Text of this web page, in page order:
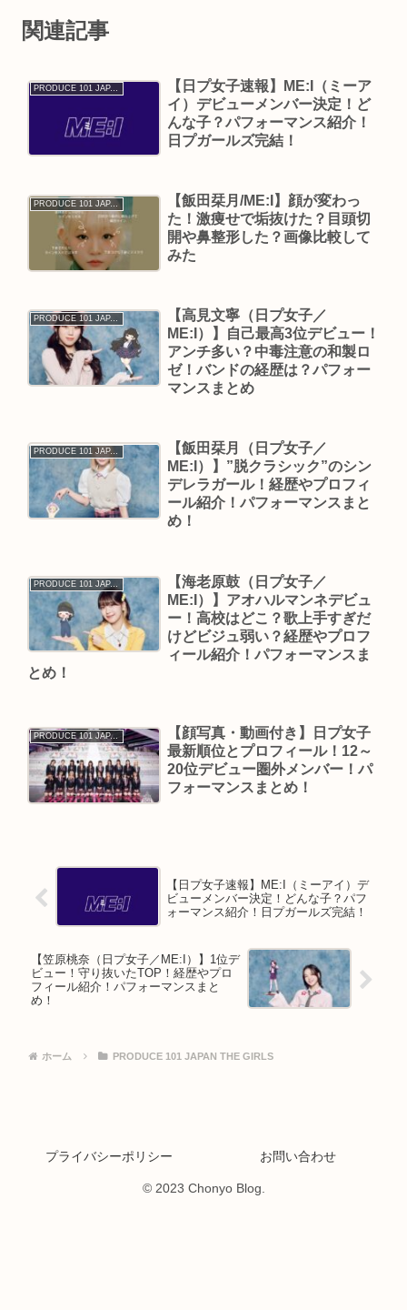
関連記事
PRODUCE 101 JAPAN THE GIRLS
【日プ女子速報】ME:I（ミーア
イ）デビューメンバー決定！ど
んな子？パフォーマンス紹介！
日プガールズ完結！
PRODUCE 101 JAPAN THE GIRLS
【飯田栞月/ME:I】顔が変わっ
た！激痩せで垢抜けた？目頭切
開や鼻整形した？画像比較して
みた
PRODUCE 101 JAPAN THE GIRLS
【高見文寧（日プ女子／
ME:I）】自己最高3位デビュー！
アンチ多い？中毒注意の和製ロ
ゼ！バンドの経歴は？パフォー
マンスまとめ
PRODUCE 101 JAPAN THE GIRLS
【飯田栞月（日プ女子／
ME:I）】”脱クラシック”のシン
デレラガール！経歴やプロフィ
ール紹介！パフォーマンスまと
め！
PRODUCE 101 JAPAN THE GIRLS
【海老原鼓（日プ女子／
ME:I）】アオハルマンネデビュ
ー！高校はどこ？歌上手すぎだ
けどビジュ弱い？経歴やプロフ
ィール紹介！パフォーマンスま
とめ！
PRODUCE 101 JAPAN THE GIRLS
【顔写真・動画付き】日プ女子
最新順位とプロフィール！12～
20位デビュー圏外メンバー！パ
フォーマンスまとめ！
【日プ女子速報】ME:I（ミーアイ）デ
ビューメンバー決定！どんな子？パフ
ォーマンス紹介！日プガールズ完結！
【笠原桃奈（日プ女子／ME:I）】1位デ
ビュー！守り抜いたTOP！経歴やプロ
フィール紹介！パフォーマンスまと
め！
ホーム PRODUCE 101 JAPAN THE GIRLS
プライバシーポリシー お問い合わせ
© 2023 Chonyo Blog.